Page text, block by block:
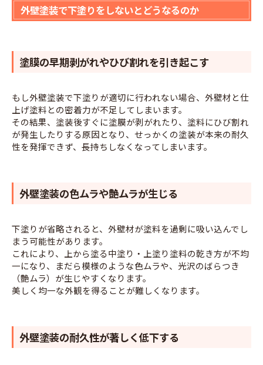
外壁塗装で下塗りをしないとどうなるのか
塗膜の早期剥がれやひび割れを引き起こす
もし外壁塗装で下塗りが適切に行われない場合、外壁材と仕
上げ塗料との密着力が不足してしまいます。
その結果、塗装後すぐに塗膜が剥がれたり、塗料にひび割れ
が発生したりする原因となり、せっかくの塗装が本来の耐久
性を発揮できず、長持ちしなくなってしまいます。
外壁塗装の色ムラや艶ムラが生じる
下塗りが省略されると、外壁材が塗料を過剰に吸い込んでし
まう可能性があります。
これにより、上から塗る中塗り・上塗り塗料の乾き方が不均
一になり、まだら模様のような色ムラや、光沢のばらつき
（艶ムラ）が生じやすくなります。
美しく均一な外観を得ることが難しくなります。
外壁塗装の耐久性が著しく低下する